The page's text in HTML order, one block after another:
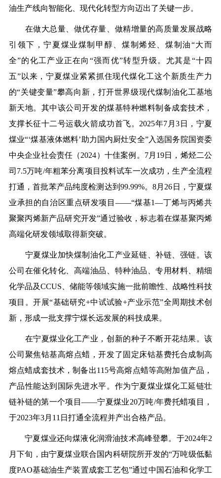
油生产线向智能化、现代化转型方向迈出了关键一步。
在做大总量、做优存量、做精增量的高质量发展战略
引领下，宁夏煤业煤制甲醇、煤制烯烃、煤制油“大而
全”的化工产业正在向“强而优”转型升级。尤其是“十四
五”以来，宁夏煤业紧紧抓住现代煤化工这个新质生产力
的“关键变量”攀高向新，打开世界级现代煤制油化工基地
新天地。其中该公司开发的煤基特种燃料制备成套技术，
支撑长征十二号运载火箭成功首飞。2025年7月3日，宁夏
煤业“‘煤基液体燃料’助力国内厨灶安全”入选国务院国资委
中央企业社会责任（2024）十佳案例。7月19日，烯烃二公
司7.5万吨/年粗苯分离项目投料试车一次成功，生产全流程
打通，首批苯产品纯度检测达到99.99%。8月26日，宁夏煤
业承担的自治区重点研发项目——“煤基1—丁烯与丙烯共
聚聚丙烯新产品研究开发”通过验收，标志着在煤基聚丙烯
高端化研发领域取得新突破。
宁夏煤业加快煤制油化工产业延链、补链、强链。该
公司在催化转化、高端油品、特种油品、专用材料、精细
化学品及CCUS、储能等领域实施一批前瞻性、战略性科技
项目。开展“基础研究+中试试验+产业示范”全周期技术创
新，形成一批支撑宁煤长远发展的科技成果。
在宁夏煤业化工产业，创新的种子不断开花结果。该
公司聚焦钴基高熔点蜡，开发了固定床钴基费托合成制高
熔点蜡成套技术，制备出115号高熔点蜡等高附加值产品，
产品性能达到国际先进水平。作为宁夏煤业煤化工延链壮
链补链的第一个项目——宁夏煤业20万吨/年费托蜡项目，
于2023年3月11日打通全流程并产出合格产品。
宁夏煤业还向煤液化润滑油技术高峰登攀。于2024年2
月下旬，由宁夏煤业联合国内科研院所开发的“万吨级低黏
度PAO基础油生产装置成套工艺包”通过中国石油和化学工